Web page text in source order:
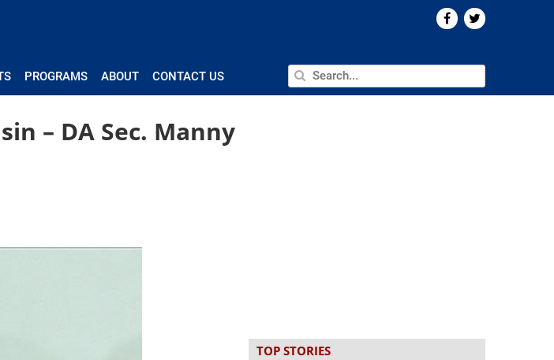
PROGRAMS ABOUT CONTACT US
– DA Sec. Manny
TOP STORIES